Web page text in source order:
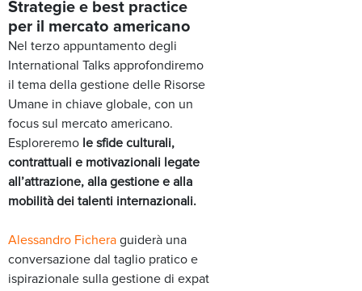
Strategie e best practice
per il mercato americano
Nel terzo appuntamento degli
International Talks approfondiremo
il tema della gestione delle Risorse
Umane in chiave globale, con un
focus sul mercato americano.
Esploreremo le sfide culturali,
contrattuali e motivazionali legate
all’attrazione, alla gestione e alla
mobilità dei talenti internazionali.
Alessandro Fichera guiderà una
conversazione dal taglio pratico e
ispirazionale sulla gestione di expat